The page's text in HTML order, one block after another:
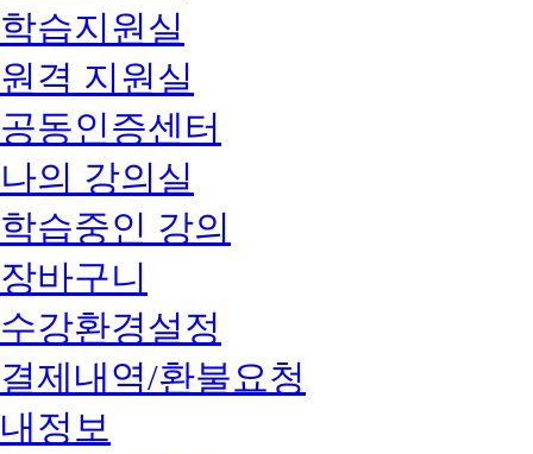
학습지원실
원격 지원실
공동인증센터
나의 강의실
학습중인 강의
장바구니
수강환경설정
결제내역/환불요청
내정보